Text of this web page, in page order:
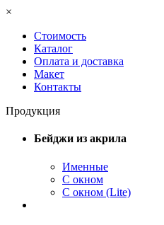
×
Стоимость
Каталог
Оплата и доставка
Макет
Контакты
Продукция
Бейджи из акрила
Именные
С окном
С окном (Lite)